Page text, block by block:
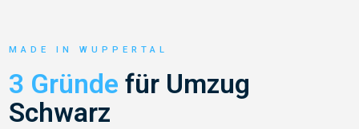
MADE IN WUPPERTAL
3 Gründe für Umzug
Schwarz